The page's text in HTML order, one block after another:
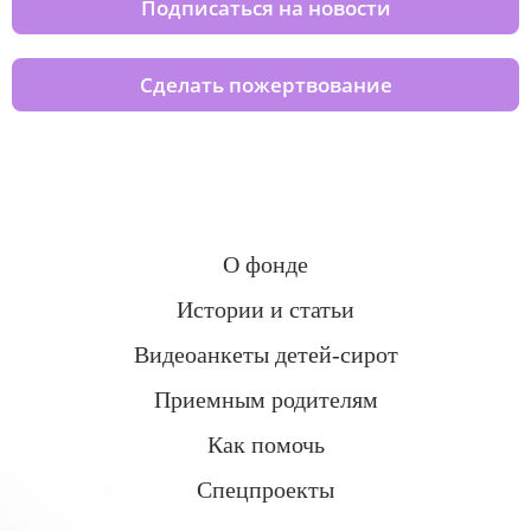
Подписаться на новости
Сделать пожертвование
О фонде
Истории и статьи
Видеоанкеты детей-сирот
Приемным родителям
Как помочь
Спецпроекты